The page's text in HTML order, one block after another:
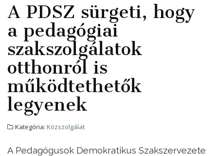
A PDSZ sürgeti, hogy
a pedagógiai
szakszolgálatok
otthonról is
működtethetők
legyenek
Kategória: Közszolgálat
A Pedagógusok Demokratikus Szakszervezete